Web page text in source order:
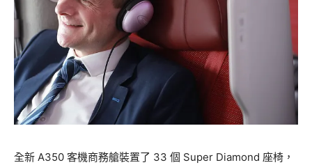
全新 A350 客機商務艙裝置了 33 個 Super Diamond 座椅，